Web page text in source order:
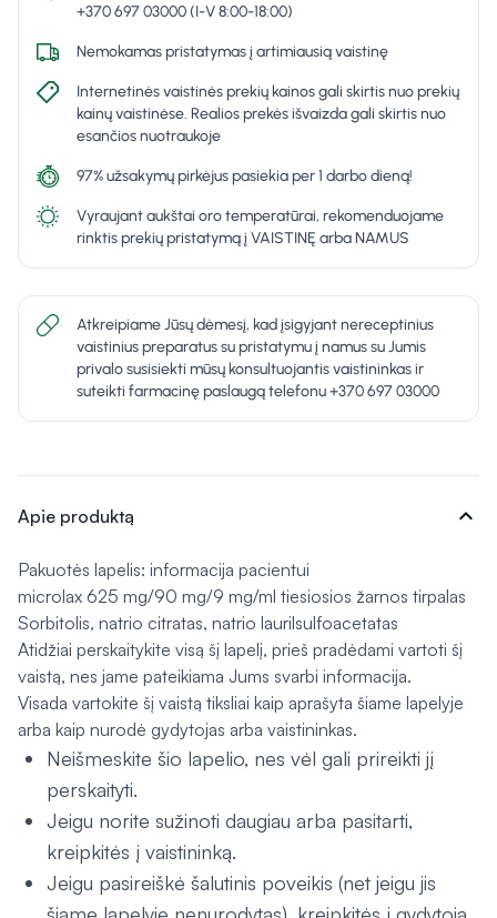
Atkreipiame Jūsų dėmesį, kad įsigyjant nereceptinius
vaistinius preparatus su pristatymu į namus su Jumis
privalo susisiekti mūsų konsultuojantis vaistininkas ir
suteikti farmacinę paslaugą telefonu +370 697 03000
+370 697 03000 (I-V 8:00-18:00)
Nemokamas pristatymas į artimiausią vaistinę
Internetinės vaistinės prekių kainos gali skirtis nuo prekių
kainų vaistinėse. Realios prekės išvaizda gali skirtis nuo
esančios nuotraukoje
97% užsakymų pirkėjus pasiekia per 1 darbo dieną!
Vyraujant aukštai oro temperatūrai, rekomenduojame
rinktis prekių pristatymą į VAISTINĘ arba NAMUS
Apie produktą expand_more
Pakuotės lapelis: informacija pacientui
microlax 625 mg/90 mg/9 mg/ml tiesiosios žarnos tirpalas
Sorbitolis, natrio citratas, natrio laurilsulfoacetatas
Atidžiai perskaitykite visą šį lapelį, prieš pradėdami vartoti šį
vaistą, nes jame pateikiama Jums svarbi informacija.
Visada vartokite šį vaistą tiksliai kaip aprašyta šiame lapelyje
arba kaip nurodė gydytojas arba vaistininkas.
Neišmeskite šio lapelio, nes vėl gali prireikti jį
perskaityti.
Jeigu norite sužinoti daugiau arba pasitarti,
kreipkitės į vaistininką.
Jeigu pasireiškė šalutinis poveikis (net jeigu jis